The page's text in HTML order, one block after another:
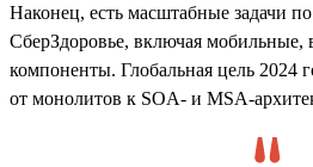
Наконец, есть масштабные задачи
СберЗдоровье, включая мобильные,
компоненты. Глобальная цель 2024
от монолитов к SOA- и MSA-